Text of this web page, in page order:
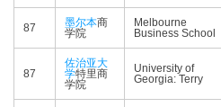
87 墨尔本商
学院
Melbourne
Business School
87
佐治亚大
学特里商
学院
University of
Georgia: Terry